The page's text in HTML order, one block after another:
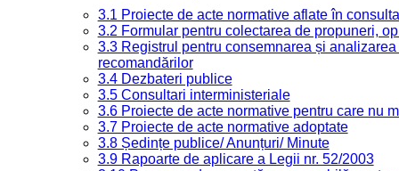
3.1 Proiecte de acte normative aflate în
3.2 Formular pentru colectarea de propuneri,
3.3 Registrul pentru consemnarea și
recomandărilor
3.4 Dezbateri publice
3.5 Consultari interministeriale
3.6 Proiecte de acte normative pentru care nu
3.7 Proiecte de acte normative adoptate
3.8 Ședințe publice/ Anunțuri/ Minute
3.9 Rapoarte de aplicare a Legii nr. 52/2003